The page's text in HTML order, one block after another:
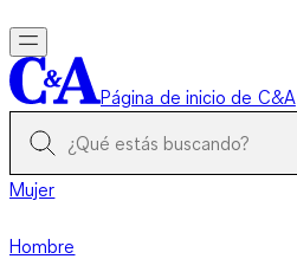
Página de inicio de C&A
Mujer
Hombre